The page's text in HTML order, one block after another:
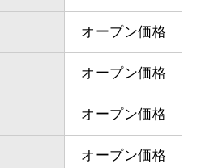
オープン価格
オープン価格
オープン価格
オープン価格